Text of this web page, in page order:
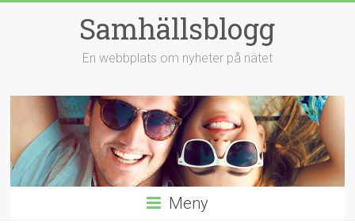
Samhällsblogg
En webbplats om nyheter på nätet
Meny